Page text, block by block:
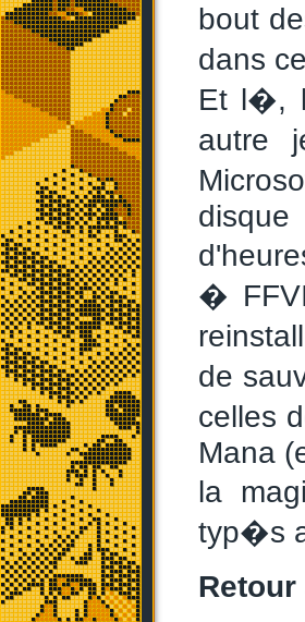
bout
dans
Et l�,
autre
�
de
celles
Mana
la
typ�s